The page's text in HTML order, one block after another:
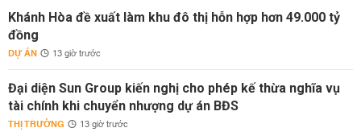
Khánh Hòa đề xuất làm khu đô thị hỗn hợp hơn 49.000 tỷ
đồng
DỰ ÁN 13 giờ trước
Đại diện Sun Group kiến nghị cho phép kế thừa nghĩa vụ
tài chính khi chuyển nhượng dự án BĐS
THỊ TRƯỜNG 13 giờ trước